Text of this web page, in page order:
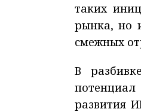
таких
рынка, но
смежных
В
развития